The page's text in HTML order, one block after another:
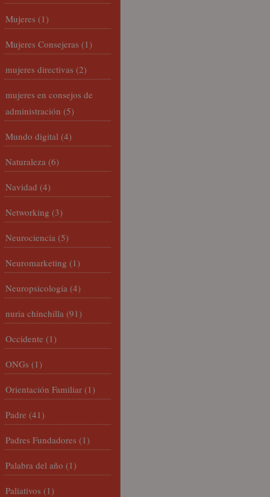
Mujeres (1)
Mujeres Consejeras (1)
mujeres directivas (2)
mujeres en consejos de
administración (5)
Mundo digital (4)
Naturaleza (6)
Navidad (4)
Networking (3)
Neurociencia (5)
Neuromarketing (1)
Neuropsicología (4)
nuria chinchilla (91)
Occidente (1)
ONGs (1)
Orientación Familiar (1)
Padre (41)
Padres Fundadores (1)
Palabra del año (1)
Paliativos (1)